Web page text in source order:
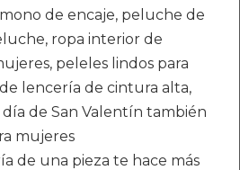
de encaje, peluche de
ropa interior de
peleles lindos para
lencería de cintura alta,
de San Valentín también
mujeres
de una pieza te hace más